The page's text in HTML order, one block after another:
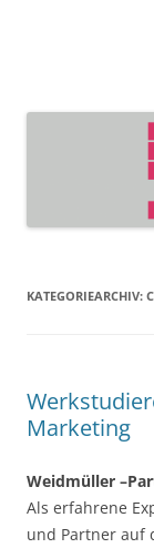
KATEGORIEARCHIV:
Marketing
Weidmüller
Als erfahrene
und Partner auf